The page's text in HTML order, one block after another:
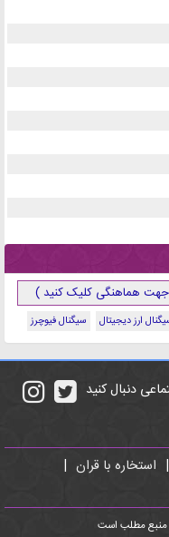
ارز دیجیتال سیگنال فیوچرز
دنبال کنید
| استخاره با قران |
منبع مطلب است